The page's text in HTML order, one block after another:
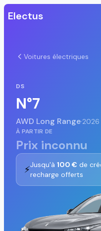
Electus
Voitures électriques
DS
N°7
AWD Long Range·
À PARTIR DE
Prix inconnu
⚡Jusqu'à 100 € de
recharge offerts